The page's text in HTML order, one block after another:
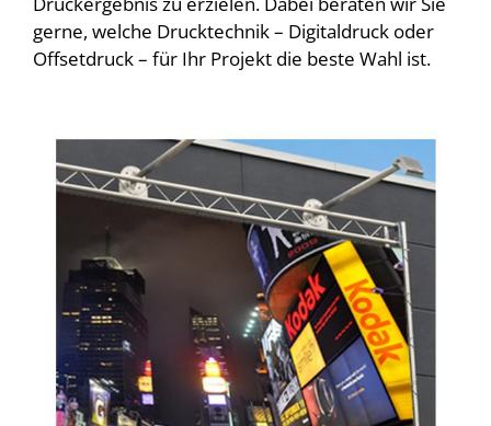
gerne, welche Drucktechnik – Digitaldruck oder
Offsetdruck – für Ihr Projekt die beste Wahl ist.